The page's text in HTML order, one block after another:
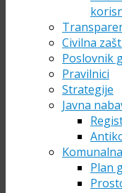
Civilna
Poslovnik
Pravilnici
Strategije
Javna
Plan